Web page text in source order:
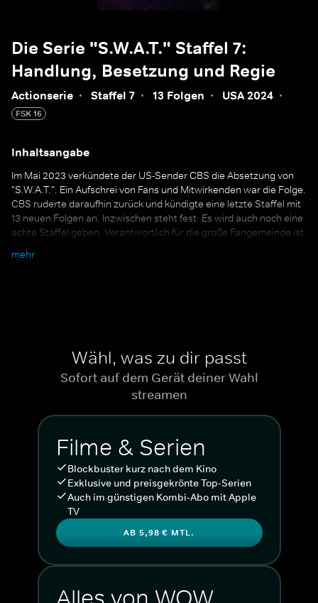
Die Serie "S.W.A.T." Staffel 7:
Handlung, Besetzung und Regie
Actionserie · Staffel 7 · 13 Folgen · USA 2024 ·
FSK 16
Inhaltsangabe
Im Mai 2023 verkündete der US-Sender CBS die Absetzung von
"S.W.A.T.". Ein Aufschrei von Fans und Mitwirkenden war die Folge.
CBS ruderte daraufhin zurück und kündigte eine letzte Staffel mit
13 neuen Folgen an. Inzwischen steht fest: Es wird auch noch eine
achte Staffel geben. Verantwortlich für die große Fangemeinde ist
("Criminal Minds") in der Hauptrolle des S.W.A.T-Teamleiters
Mit Shemar Moore, David Lim, Jay Harrington, Patrick
St. Esprit, Anna Enger.
mehr
Wähl, was zu dir passt
Sofort auf dem Gerät deiner Wahl
streamen
Filme & Serien
Blockbuster kurz nach dem Kino
Exklusive und preisgekrönte Top-Serien
Auch im günstigen Kombi-Abo mit Apple
TV
AB 5,98 € MTL.